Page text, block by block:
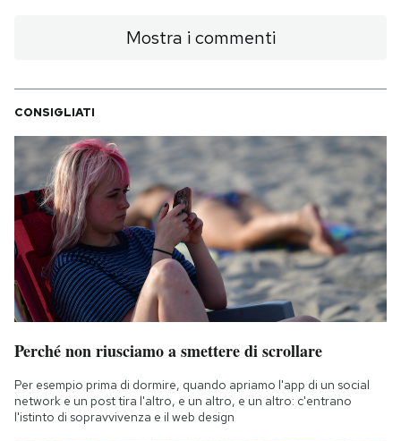
Mostra i commenti
CONSIGLIATI
Perché non riusciamo a smettere di scrollare
Per esempio prima di dormire, quando apriamo l'app di un social
network e un post tira l'altro, e un altro, e un altro: c'entrano
l'istinto di sopravvivenza e il web design